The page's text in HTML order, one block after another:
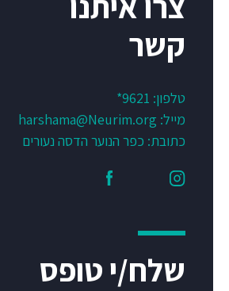
קשר
טלפון: 9621*
מייל: harshama@Neurim.org
כתובת: כפר הנוער הדסה נעורים
שלח/י טופס